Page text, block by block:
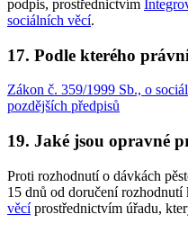
podpis, prostřednictvím
sociálních věcí.
17. Podle kterého
Zákon č. 359/1999 Sb., o
pozdějších předpisů
19. Jaké jsou opravné
Proti rozhodnutí o dávkách
15 dnů od doručení rozhodnutí
věcíprostřednictvím úřadu,